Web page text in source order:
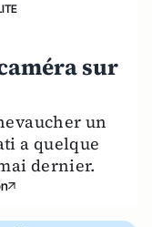
sur
un
a quelque
dernier.